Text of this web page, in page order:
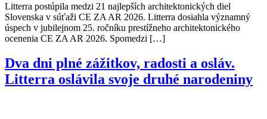
Litterra postúpila medzi 21 najlepších architektonických diel
Slovenska v súťaži CE ZA AR 2026. Litterra dosiahla významný
úspech v jubilejnom 25. ročníku prestížneho architektonického
ocenenia CE ZA AR 2026. Spomedzi […]
Dva dni plné zážitkov, radosti a osláv.
Litterra oslávila svoje druhé narodeniny